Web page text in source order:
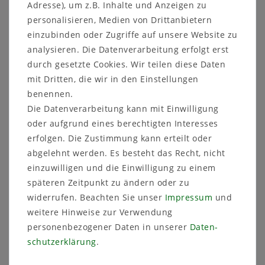
Technische Daten
Dübeldurchmesser : 8 mm
Dübellänge : 77 mm
Material: nichtrostender Stahl, A4
Zulassung : ETA-01/0003, Option 4 für
gerissenen Beton
max. Befestigungsstärke : 10 mm
min. Bohrtiefe : 65 mm
Verankerungstiefe : 45 mm
Gewinde x Läge : 8x32 mm
Schlüsselweite : 13
Unterlegscheibe : 1,6x16 mm
Anzahl Dübel : 1 Stück
Eignung
Adresse), um z.B. Inhalte und Anzeigen zu
personalisieren, Medien von Drittanbietern
einzubinden oder Zugriffe auf unsere Website zu
analysieren. Die Datenverarbeitung erfolgt erst
durch gesetzte Cookies. Wir teilen diese Daten
mit Dritten, die wir in den Einstellungen
benennen.
Die Datenverarbeitung kann mit Einwilligung
oder aufgrund eines berechtigten Interesses
erfolgen. Die Zustimmung kann erteilt oder
abgelehnt werden. Es besteht das Recht, nicht
einzuwilligen und die Einwilligung zu einem
späteren Zeitpunkt zu ändern oder zu
widerrufen. Beachten Sie unser Impressum und
weitere Hinweise zur Verwendung
personenbezogener Daten in unserer Daten­
schutz­erklärung.